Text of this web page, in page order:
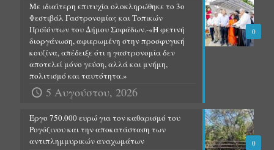
0
Με ιδιαίτερη επιτυχία ολοκληρώθηκε το 3ο
Φεστιβάλ Γαστρονομίας και Τοπικών
Προϊόντων του Δήμου Σοφάδων.-«Η φετινή
διοργάνωση, αφιερωμένη στην προσφυγική
κουζίνα, απέδειξε ότι η γαστρονομία δεν
αποτελεί μόνο γεύση, αλλά και μνήμη,
πολιτισμό και ταυτότητα.»
5 Αυγούστου, 2026
0
Έργο 750.000 ευρώ για τον καθαρισμό του
Ρογόζινου και την αποκατάσταση των
αντιπλημμυρικών αναχωμάτων